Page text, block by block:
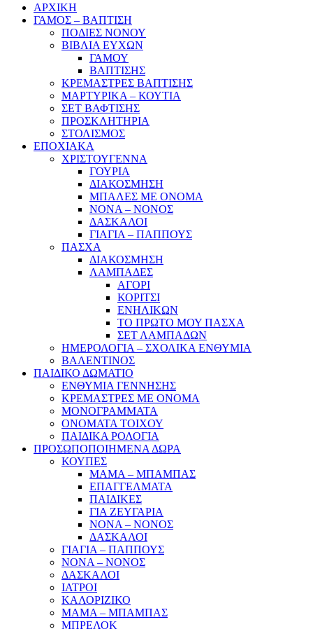
ΑΡΧΙΚΗ
ΓΑΜΟΣ – ΒΑΠΤΙΣΗ
ΠΟΔΙΕΣ ΝΟΝΟΥ
ΒΙΒΛΙΑ ΕΥΧΩΝ
ΓΑΜΟΥ
ΒΑΠΤΙΣΗΣ
ΚΡΕΜΑΣΤΡΕΣ ΒΑΠΤΙΣΗΣ
ΜΑΡΤΥΡΙΚΑ – ΚΟΥΤΙΑ
ΣΕΤ ΒΑΦΤΙΣΗΣ
ΠΡΟΣΚΛΗΤΗΡΙΑ
ΣΤΟΛΙΣΜΟΣ
ΕΠΟΧΙΑΚΑ
ΧΡΙΣΤΟΥΓΕΝΝΑ
ΓΟΥΡΙΑ
ΔΙΑΚΟΣΜΗΣΗ
ΜΠΑΛΕΣ ΜΕ ΟΝΟΜΑ
ΝΟΝΑ – ΝΟΝΟΣ
ΔΑΣΚΑΛΟΙ
ΓΙΑΓΙΑ – ΠΑΠΠΟΥΣ
ΠΑΣΧΑ
ΔΙΑΚΟΣΜΗΣΗ
ΛΑΜΠΑΔΕΣ
ΑΓΟΡΙ
ΚΟΡΙΤΣΙ
ΕΝΗΛΙΚΩΝ
ΤΟ ΠΡΩΤΟ ΜΟΥ ΠΑΣΧΑ
ΣΕΤ ΛΑΜΠΑΔΩΝ
ΗΜΕΡΟΛΟΓΙΑ – ΣΧΟΛΙΚΑ ΕΝΘΥΜΙΑ
ΒΑΛΕΝΤΙΝΟΣ
ΠΑΙΔΙΚΟ ΔΩΜΑΤΙΟ
ΕΝΘΥΜΙΑ ΓΕΝΝΗΣΗΣ
ΚΡΕΜΑΣΤΡΕΣ ΜΕ ΟΝΟΜΑ
ΜΟΝΟΓΡΑΜΜΑΤΑ
ΟΝΟΜΑΤΑ ΤΟΙΧΟΥ
ΠΑΙΔΙΚΑ ΡΟΛΟΓΙΑ
ΠΡΟΣΩΠΟΠΟΙΗΜΕΝΑ ΔΩΡΑ
ΚΟΥΠΕΣ
ΜΑΜΑ – ΜΠΑΜΠΑΣ
ΕΠΑΓΓΕΛΜΑΤΑ
ΠΑΙΔΙΚΕΣ
ΓΙΑ ΖΕΥΓΑΡΙΑ
ΝΟΝΑ – ΝΟΝΟΣ
ΔΑΣΚΑΛΟΙ
ΓΙΑΓΙΑ – ΠΑΠΠΟΥΣ
ΝΟΝΑ – ΝΟΝΟΣ
ΔΑΣΚΑΛΟΙ
ΙΑΤΡΟΙ
ΚΑΛΟΡΙΖΙΚΟ
ΜΑΜΑ – ΜΠΑΜΠΑΣ
ΜΠΡΕΛΟΚ